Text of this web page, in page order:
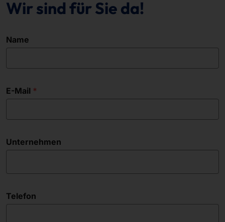
Wir sind für Sie da!
Name
E-Mail
Unternehmen
Telefon